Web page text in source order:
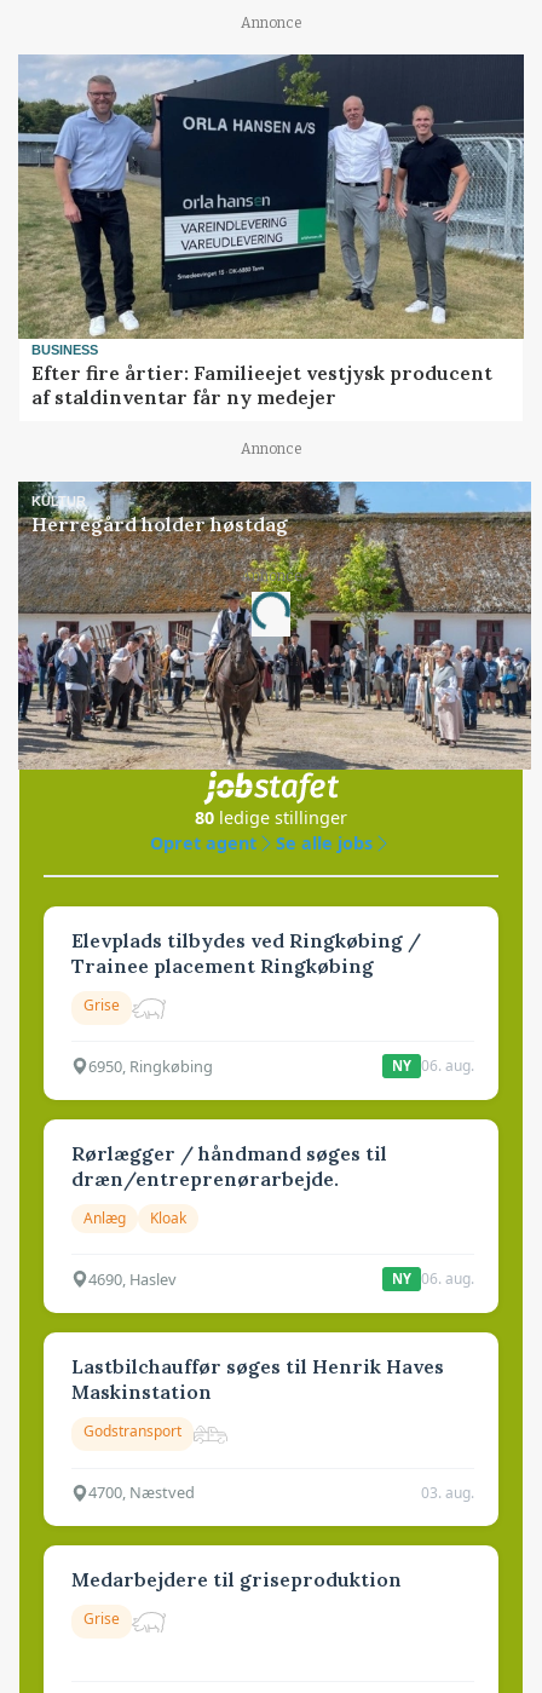
Annonce
BUSINESS
Efter fire årtier: Familieejet vestjysk producent
af staldinventar får ny medejer
Annonce
KULTUR
Herregård holder høstdag
Annonce
Loading...
Jobs
i samarbejde med
80 ledige stillinger
Opret agent
Se alle jobs
Elevplads tilbydes ved Ringkøbing /
Trainee placement Ringkøbing
Grise
6950, Ringkøbing NY 06. aug.
Rørlægger / håndmand søges til
dræn/entreprenørarbejde.
Anlæg Kloak
4690, Haslev NY 06. aug.
Lastbilchauffør søges til Henrik Haves
Maskinstation
Godstransport
4700, Næstved 03. aug.
Medarbejdere til griseproduktion
Grise